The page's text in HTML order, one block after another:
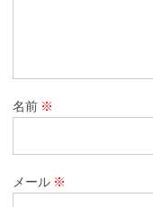
名前 ※
メール ※